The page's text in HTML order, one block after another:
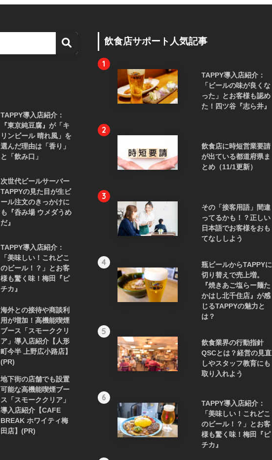
TAPPY導入店紹介：
『東京純豆腐』が「キ
リンビール 晴れ風」を
選んだ理由は「香り」
と「飲み口」
次世代ビールサーバー
TAPPYの見た目が生ビ
ール注文のきっかけに
も『呑み場 ウメダうめ
だ』
TAPPY導入店紹介：
「美味しい！これどこ
のビール！？」とお客
様も驚く味！梅田『ピ
チカ』
海外との接待や商談利
用が増加！高機能喫煙
ブース「スモーククリ
ア」導入店紹介【人形
町今半 上野広小路店】
(PR)
地下街の店舗でも設置
可能な高機能喫煙ブー
ス「スモーククリア」
導入店紹介【CAFE
BREAK ホワイティ梅
田店】(PR)
飲食店サポート人気記事
1
TAPPY導入店紹介：
「ビールの味が良くな
った」とお客様も認め
た！四ツ谷『志ら井』
2
飲食店に時短営業要請
が出ている都道府県ま
とめ（11/1更新）
3
その「接客用語」間違
ってるかも！？正しい
日本語でお客様をおも
てなししよう
4
瓶ビールからTAPPYに
切り替えで売上増。
『焼きあご塩らー麺た
かはし北千住店』が感
じるTAPPYの魅力と
は？
5
飲食業界の行動指針
QSCとは？経営の見直
しやスタッフ教育にも
取り入れよう
6
TAPPY導入店紹介：
「美味しい！これどこ
のビール！？」とお客
様も驚く味！梅田『ピ
チカ』